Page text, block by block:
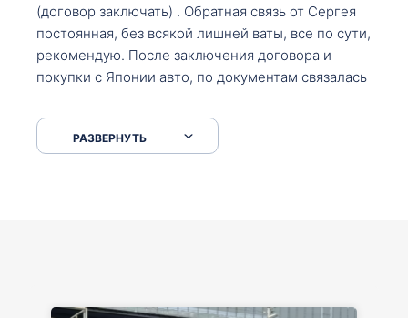
(договор заключать) . Обратная связь от Сергея
постоянная, без всякой лишней ваты, все по сути,
рекомендую. После заключения договора и
покупки с Японии авто, по документам связалась
что заполнить, куда зайти, образцы и т.д. После
приехал за авто. Меня тепло встретили Сергей с
РАЗВЕРНУТЬ